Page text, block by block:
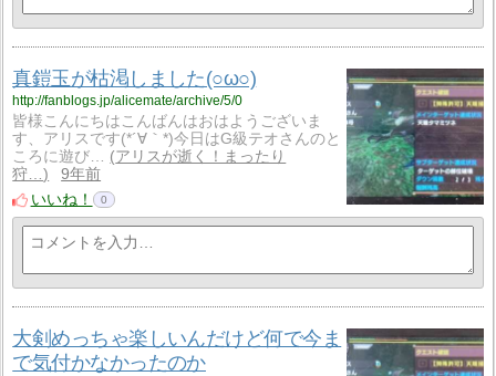
真鎧玉が枯渇しました(○ω○)
http://fanblogs.jp/alicemate/archive/5/0
皆様こんにちはこんばんはおはようございま
す、アリスです(*´∀｀*)今日はG級テオさんのと
ころに遊び…
アリスが逝く！まったり
狩…
9年前
いいね！
0
大剣めっちゃ楽しいんだけど何で今ま
で気付かなかったのか